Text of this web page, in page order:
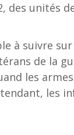
des unités
à suivre
de la
les
les